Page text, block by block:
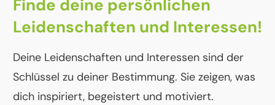
Finde deine persönlichen
Leidenschaften und Interessen!
Deine Leidenschaften und Interessen sind der
Schlüssel zu deiner Bestimmung. Sie zeigen, was
dich inspiriert, begeistert und motiviert.